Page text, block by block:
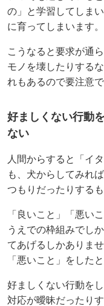
の」と学習してしま
に育ってしまいます。
こうなると要求が通
モノを壊したりする
れもあるので要注意で
好ましくない行動
ない
人間からすると「イ
も、犬からしてみれ
つもりだったりする
「良いこと」「悪い
うえでの枠組みでし
てあげるしかありま
「悪いこと」をした
好ましくない行動を
対応が曖昧だったり